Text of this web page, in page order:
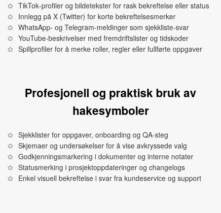
TikTok‑profiler og bildetekster for rask bekreftelse eller status
Innlegg på X (Twitter) for korte bekreftelsesmerker
WhatsApp‑ og Telegram‑meldinger som sjekkliste‑svar
YouTube‑beskrivelser med fremdriftslister og tidskoder
Spillprofiler for å merke roller, regler eller fullførte oppgaver
Profesjonell og praktisk bruk av
hakesymboler
Sjekklister for oppgaver, onboarding og QA‑steg
Skjemaer og undersøkelser for å vise avkryssede valg
Godkjenningsmarkering i dokumenter og interne notater
Statusmerking i prosjektoppdateringer og changelogs
Enkel visuell bekreftelse i svar fra kundeservice og support